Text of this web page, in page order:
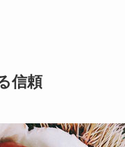
信頼